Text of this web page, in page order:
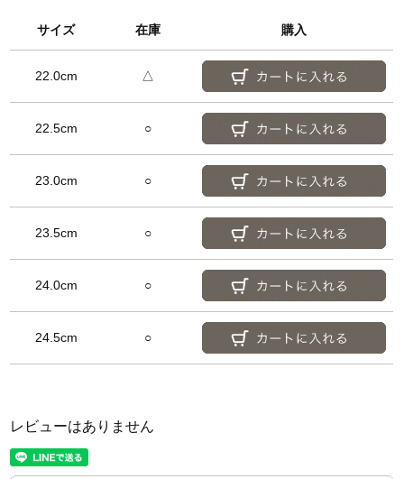
サイズ 在庫 購入
22.0cm △
22.5cm ○
23.0cm ○
23.5cm ○
24.0cm ○
24.5cm ○
レビューはありません